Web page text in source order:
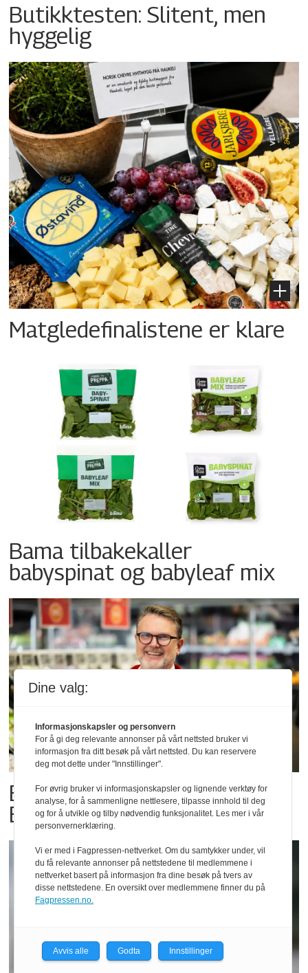
Butikktesten: Slitent, men
hyggelig
Matgledefinalistene er klare
Bama tilbakekaller
babyspinat og babyleaf mix
Billigbonanza da Norge slo
Elfenbenkysten
Dine valg:
Informasjonskapsler og personvern
For å gi deg relevante annonser på vårt nettsted bruker vi
informasjon fra ditt besøk på vårt nettsted. Du kan reservere
deg mot dette under "Innstillinger".
For øvrig bruker vi informasjonskapsler og lignende verktøy for
analyse, for å sammenligne nettlesere, tilpasse innhold til deg
og for å utvikle og tilby nødvendig funksjonalitet. Les mer i vår
personvernerklæring.
Vi er med i Fagpressen-nettverket. Om du samtykker under, vil
du få relevante annonser på nettstedene til medlemmene i
nettverket basert på informasjon fra dine besøk på tvers av
disse nettstedene. En oversikt over medlemmene finner du på
Fagpressen.no.
Avvis alle Godta Innstillinger